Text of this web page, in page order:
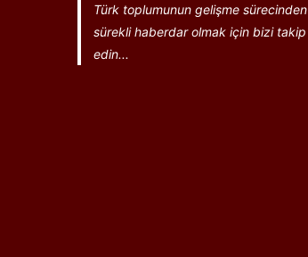
Türk toplumunun gelişme sürecinden
sürekli haberdar olmak için bizi takip
edin...